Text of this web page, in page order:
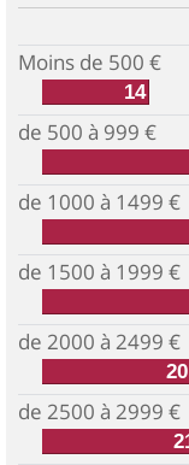
Moins de 500 €
14
de 500 à 999 €
de 1000 à 1499 €
de 1500 à 1999 €
de 2000 à 2499 €
20
de 2500 à 2999 €